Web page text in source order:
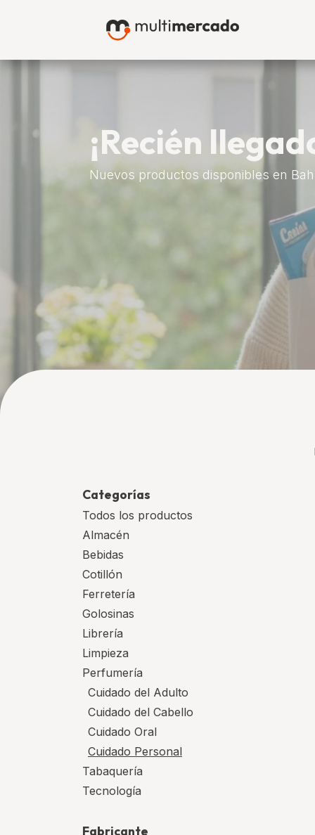
¡Recién
Nuevos productos disponibles en
Categorías
Todos los productos
Almacén
Bebidas
Cotillón
Ferretería
Golosinas
Librería
Limpieza
Perfumería
Cuidado del Adulto
Cuidado del Cabello
Cuidado Oral
Cuidado Personal
Tabaquería
Tecnología
Fabricante